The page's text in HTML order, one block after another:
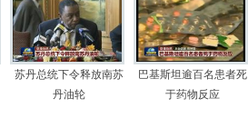
苏丹总统下令释放南苏
丹油轮
巴基斯坦逾百名患者死
于药物反应